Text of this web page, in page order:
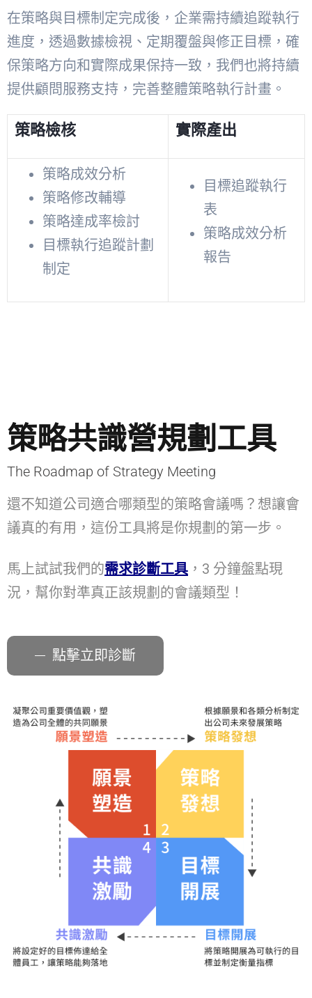
在策略與目標制定完成後，企業需持續追蹤執行
進度，透過數據檢視、定期覆盤與修正目標，確
保策略方向和實際成果保持一致，我們也將持續
提供顧問服務支持，完善整體策略執行計畫。
策略檢核 實際產出
策略成效分析
策略修改輔導
策略達成率檢討
目標執行追蹤計劃
制定
目標追蹤執行
表
策略成效分析
報告
策略共識營規劃工具
The Roadmap of Strategy Meeting
還不知道公司適合哪類型的策略會議嗎？想讓會
議真的有用，這份工具將是你規劃的第一步。
馬上試試我們的需求診斷工具 ，3 分鐘盤點現
況，幫你對準真正該規劃的會議類型！
點擊立即診斷